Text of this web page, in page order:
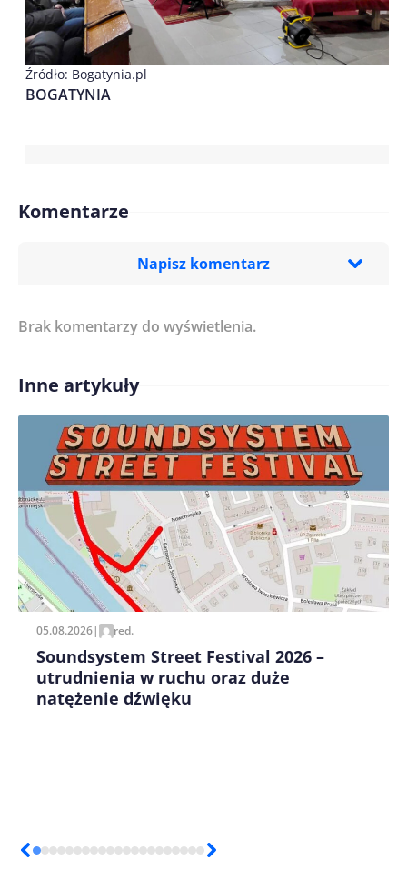
Źródło: Bogatynia.pl
BOGATYNIA
Komentarze
Napisz komentarz
Treść komentarza*
Imię/ Nick*
Zapamiętaj moje dane w tej przeglądarce podczas
pisania kolejnych komentarzy.
Brak komentarzy do wyświetlenia.
Inne artykuły
05.08.2026| red.
Soundsystem Street Festival 2026 –
utrudnienia w ruchu oraz duże
natężenie dźwięku